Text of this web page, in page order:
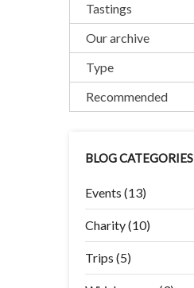
Tastings
Our archive
Type
Recommended
BLOG CATEGORIES
Events (13)
Charity (10)
Trips (5)